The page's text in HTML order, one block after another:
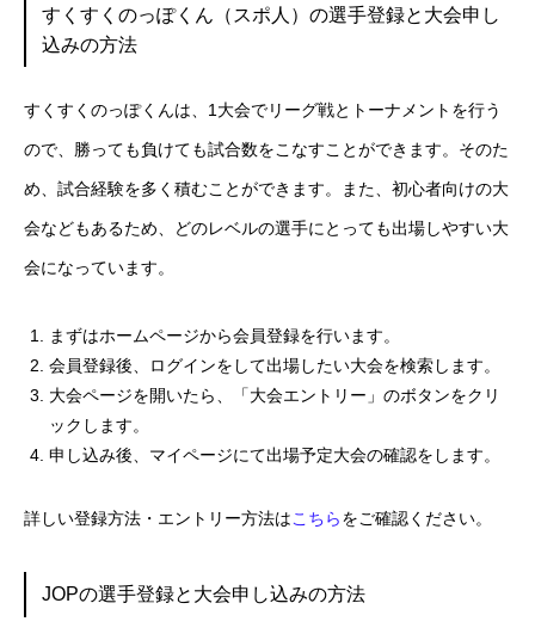
すくすくのっぽくん（スポ人）の選手登録と大会申し
込みの方法
すくすくのっぽくんは、1大会でリーグ戦とトーナメントを行う
ので、勝っても負けても試合数をこなすことができます。そのた
め、試合経験を多く積むことができます。また、初心者向けの大
会などもあるため、どのレベルの選手にとっても出場しやすい大
会になっています。
まずはホームページから会員登録を行います。
会員登録後、ログインをして出場したい大会を検索します。
大会ページを開いたら、「大会エントリー」のボタンをクリ
ックします。
申し込み後、マイページにて出場予定大会の確認をします。
詳しい登録方法・エントリー方法はこちらをご確認ください。
JOPの選手登録と大会申し込みの方法